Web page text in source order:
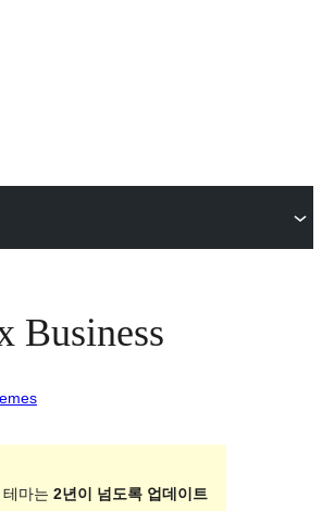
Business
테마는 2년이 넘도록 업데이트